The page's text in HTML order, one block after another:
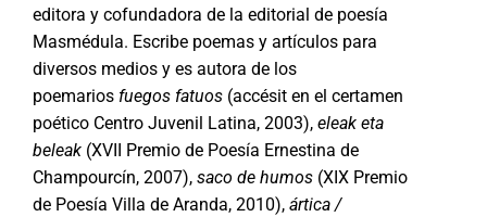
editora y cofundadora de la editorial de poesía
Masmédula. Escribe poemas y artículos para
diversos medios y es autora de los
poemarios fuegos fatuos (accésit en el certamen
poético Centro Juvenil Latina, 2003), eleak eta
beleak (XVII Premio de Poesía Ernestina de
Champourcín, 2007), saco de humos (XIX Premio
de Poesía Villa de Aranda, 2010), ártica /